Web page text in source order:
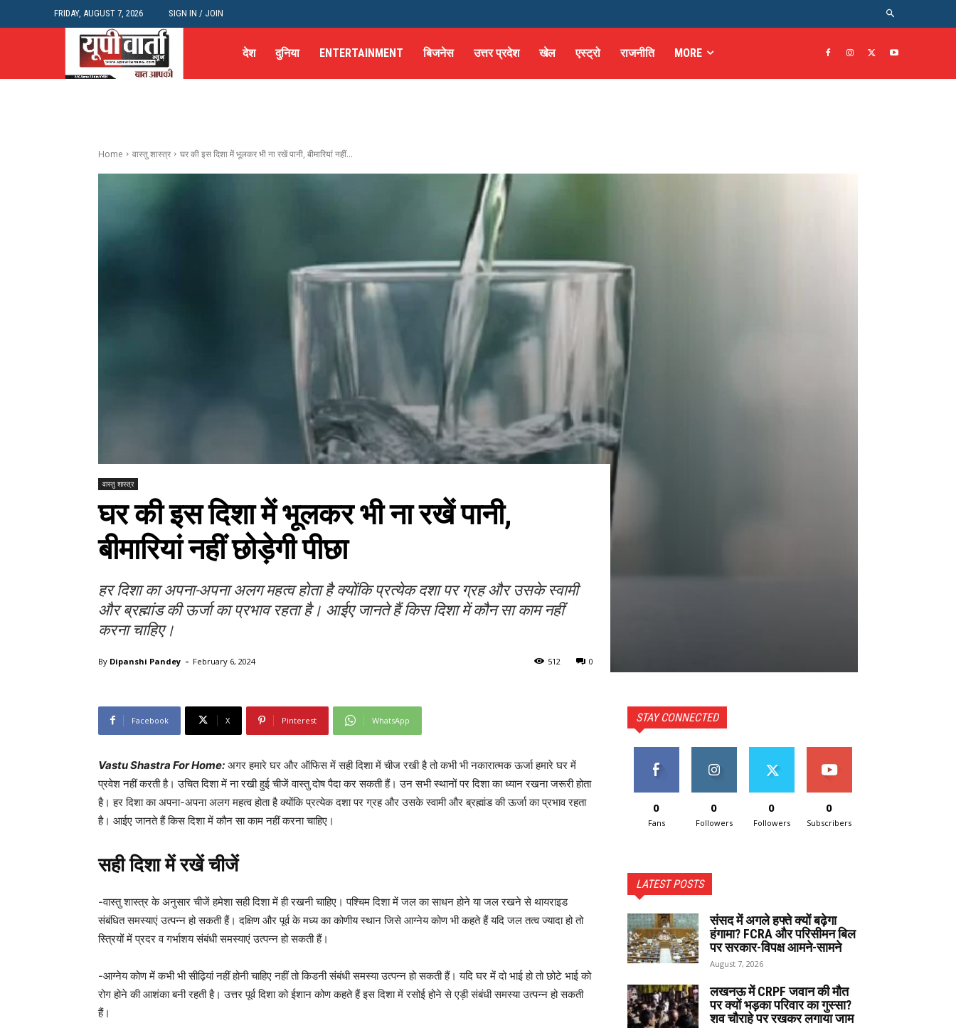
FRIDAY, AUGUST 7, 2026 SIGN IN / JOIN
देश दुनिया ENTERTAINMENT बिजनेस उत्तर प्रदेश खेल एस्ट्रो राजनीति MORE
Home वास्तु शास्त्र घर की इस दिशा में भूलकर भी ना रखें पानी, बीमारियां नहीं...
वास्तु शास्त्र
घर की इस दिशा में भूलकर भी ना रखें पानी,
बीमारियां नहीं छोड़ेगी पीछा
हर दिशा का अपना-अपना अलग महत्व होता है क्योंकि प्रत्येक दशा पर ग्रह और उसके स्वामी
और ब्रह्मांड की ऊर्जा का प्रभाव रहता है। आईए जानते हैं किस दिशा में कौन सा काम नहीं
करना चाहिए।
By Dipanshi Pandey - February 6, 2024 0
512
Facebook X Pinterest WhatsApp
Vastu Shastra For Home: अगर हमारे घर और ऑफिस में सही दिशा में चीज रखी है तो कभी भी नकारात्मक ऊर्जा हमारे घर में
प्रवेश नहीं करती है। उचित दिशा में ना रखी हुई चीजें वास्तु दोष पैदा कर सकती हैं। उन सभी स्थानों पर दिशा का ध्यान रखना जरूरी होता
है। हर दिशा का अपना-अपना अलग महत्व होता है क्योंकि प्रत्येक दशा पर ग्रह और उसके स्वामी और ब्रह्मांड की ऊर्जा का प्रभाव रहता
है। आईए जानते हैं किस दिशा में कौन सा काम नहीं करना चाहिए।
सही दिशा में रखें चीजें
-वास्तु शास्त्र के अनुसार चीजें हमेशा सही दिशा में ही रखनी चाहिए। पश्चिम दिशा में जल का साधन होने या जल रखने से थायराइड
संबंधित समस्याएं उत्पन्न हो सकती हैं। दक्षिण और पूर्व के मध्य का कोणीय स्थान जिसे आग्नेय कोण भी कहते हैं यदि जल तत्व ज्यादा हो तो
स्त्रियों में प्रदर व गर्भाशय संबंधी समस्याएं उत्पन्न हो सकती हैं।
-आग्नेय कोण में कभी भी सीढ़ियां नहीं होनी चाहिए नहीं तो किडनी संबंधी समस्या उत्पन्न हो सकती हैं। यदि घर में दो भाई हो तो छोटे भाई को
रोग होने की आशंका बनी रहती है। उत्तर पूर्व दिशा को ईशान कोण कहते हैं इस दिशा में रसोई होने से एड़ी संबंधी समस्या उत्पन्न हो सकती
हैं।
STAY CONNECTED
0
Fans
0
Followers
0
Followers
0
Subscribers
LATEST POSTS
संसद में अगले हफ्ते क्यों बढ़ेगा
हंगामा? FCRA और परिसीमन बिल
पर सरकार-विपक्ष आमने-सामने
August 7, 2026
लखनऊ में CRPF जवान की मौत
पर क्यों भड़का परिवार का गुस्सा?
शव चौराहे पर रखकर लगाया जाम